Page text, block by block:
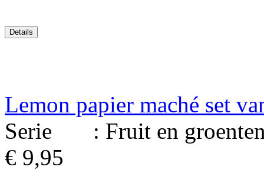
Lemon papier maché set
Serie : Fruit en
€ 9,95